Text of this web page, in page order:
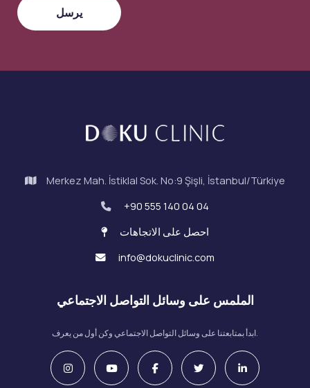
Merkez Mah. İstiklal Sok. No:9 Şişli, İstanbul/Türkiye
+90 555 140 04 04
احصل على الاتجاهات
info@dokuclinic.com
الملمس على وسائل التواصل الاجتماعي
ابدأ بمتابعتنا على وسائل التواصل الاجتماعي وكن أول من يعرف.